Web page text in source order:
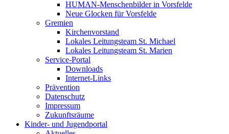
HUMAN-Menschenbilder in Vorsfelde
Neue Glocken für Vorsfelde
Gremien
Kirchenvorstand
Lokales Leitungsteam St. Michael
Lokales Leitungsteam St. Marien
Service-Portal
Downloads
Internet-Links
Prävention
Datenschutz
Impressum
Zukunftsräume
Kinder- und Jugendportal